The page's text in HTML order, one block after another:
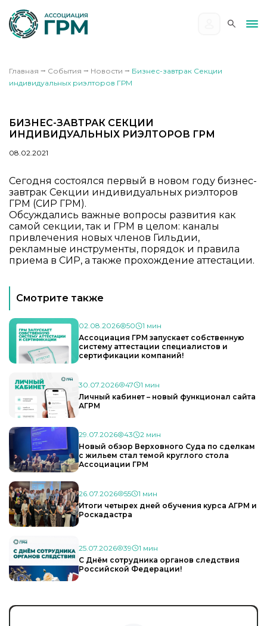
Главная ⭢ События ⭢ Новости ⭢ Бизнес-завтрак Секции
индивидуальных риэлторов ГРМ
БИЗНЕС-ЗАВТРАК СЕКЦИИ
ИНДИВИДУАЛЬНЫХ РИЭЛТОРОВ ГРМ
08.02.2021
Сегодня состоялся первый в новом году бизнес-
завтрак Секции индивидуальных риэлторов
ГРМ (СИР ГРМ).
Обсуждались важные вопросы развития как
самой секции, так и ГРМ в целом: каналы
привлечения новых членов Гильдии,
рекламные инструменты, порядок и правила
приема в СИР, а также прохождение аттестации.
Смотрите также
02.08.2026 50
1 мин
Ассоциация ГРМ запускает собственную
систему аттестации специалистов и
сертификации компаний!
30.07.2026 47
1 мин
Личный кабинет – новый функционал сайта
АГРМ
29.07.2026 43
2 мин
Новый обзор Верховного Суда по сделкам
с жильем стал темой круглого стола
Ассоциации ГРМ
26.07.2026 55
1 мин
Итоги четырех дней обучения курса АГРМ и
Роскадастра
25.07.2026 39
1 мин
С Днём сотрудника органов следствия
Российской Федерации!